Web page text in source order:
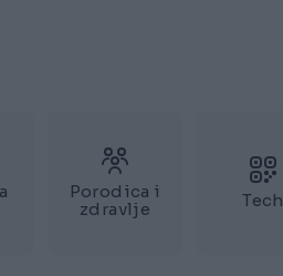
Porodica i
zdravlje
Tech